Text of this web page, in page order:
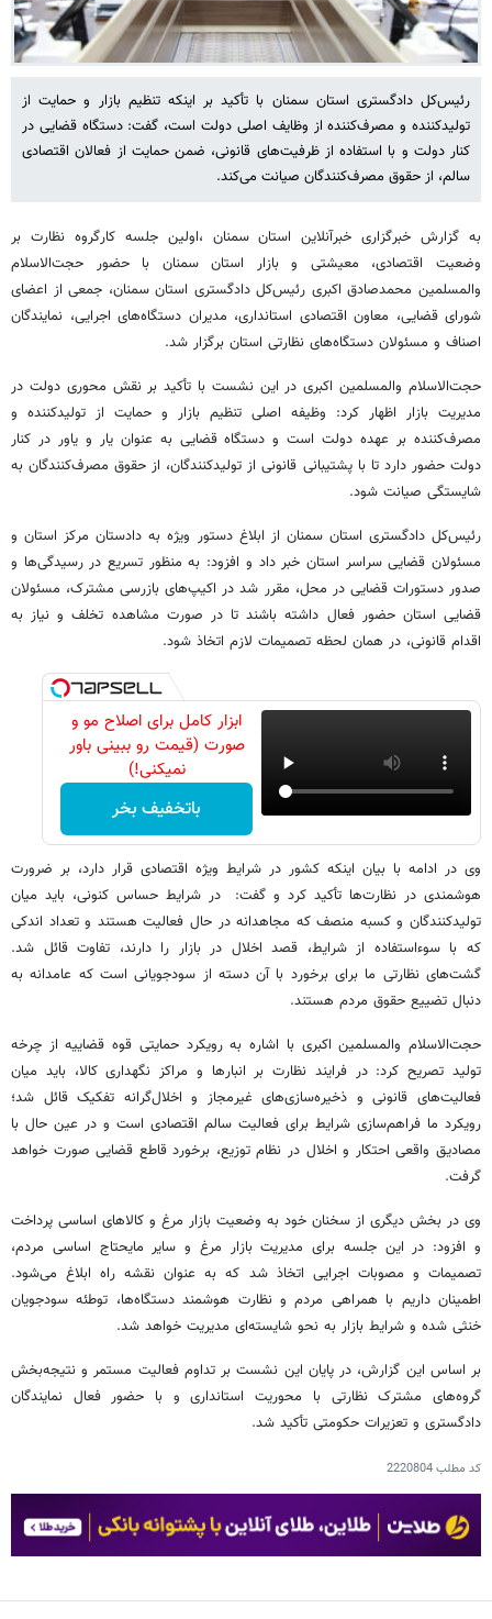
رئیس‌کل دادگستری استان سمنان با تأکید بر اینکه تنظیم بازار و حمایت از
تولیدکننده و مصرف‌کننده از وظایف اصلی دولت است، گفت: دستگاه قضایی در
کنار دولت و با استفاده از ظرفیت‌های قانونی، ضمن حمایت از فعالان اقتصادی
سالم، از حقوق مصرف‌کنندگان صیانت می‌کند.
به گزارش خبرگزاری خبرآنلاین استان سمنان ،اولین جلسه کارگروه نظارت بر
وضعیت اقتصادی، معیشتی و بازار استان سمنان با حضور حجت‌الاسلام
والمسلمین محمدصادق اکبری رئیس‌کل دادگستری استان سمنان، جمعی از اعضای
شورای قضایی، معاون اقتصادی استانداری، مدیران دستگاه‌های اجرایی، نمایندگان
اصناف و مسئولان دستگاه‌های نظارتی استان برگزار شد.
حجت‌الاسلام والمسلمین اکبری در این نشست با تأکید بر نقش محوری دولت در
مدیریت بازار اظهار کرد: وظیفه اصلی تنظیم بازار و حمایت از تولیدکننده و
مصرف‌کننده بر عهده دولت است و دستگاه قضایی به عنوان یار و یاور در کنار
دولت حضور دارد تا با پشتیبانی قانونی از تولیدکنندگان، از حقوق مصرف‌کنندگان به
شایستگی صیانت شود.
رئیس‌کل دادگستری استان سمنان از ابلاغ دستور ویژه به دادستان مرکز استان و
مسئولان قضایی سراسر استان خبر داد و افزود: به منظور تسریع در رسیدگی‌ها و
صدور دستورات قضایی در محل، مقرر شد در اکیپ‌های بازرسی مشترک، مسئولان
قضایی استان حضور فعال داشته باشند تا در صورت مشاهده تخلف و نیاز به
اقدام قانونی، در همان لحظه تصمیمات لازم اتخاذ شود.
ابزار کامل برای اصلاح مو و
صورت (قیمت رو ببینی باور
نمیکنی!)
باتخفیف بخر
وی در ادامه با بیان اینکه کشور در شرایط ویژه اقتصادی قرار دارد، بر ضرورت
هوشمندی در نظارت‌ها تأکید کرد و گفت: در شرایط حساس کنونی، باید میان
تولیدکنندگان و کسبه منصف که مجاهدانه در حال فعالیت هستند و تعداد اندکی
که با سوءاستفاده از شرایط، قصد اخلال در بازار را دارند، تفاوت قائل شد.
گشت‌های نظارتی ما برای برخورد با آن دسته از سودجویانی است که عامدانه به
دنبال تضییع حقوق مردم هستند.
حجت‌الاسلام والمسلمین اکبری با اشاره به رویکرد حمایتی قوه قضاییه از چرخه
تولید تصریح کرد: در فرایند نظارت بر انبارها و مراکز نگهداری کالا، باید میان
فعالیت‌های قانونی و ذخیره‌سازی‌های غیرمجاز و اخلال‌گرانه تفکیک قائل شد؛
رویکرد ما فراهم‌سازی شرایط برای فعالیت سالم اقتصادی است و در عین حال با
مصادیق واقعی احتکار و اخلال در نظام توزیع، برخورد قاطع قضایی صورت خواهد
گرفت.
وی در بخش دیگری از سخنان خود به وضعیت بازار مرغ و کالاهای اساسی پرداخت
و افزود: در این جلسه برای مدیریت بازار مرغ و سایر مایحتاج اساسی مردم،
تصمیمات و مصوبات اجرایی اتخاذ شد که به عنوان نقشه راه ابلاغ می‌شود.
اطمینان داریم با همراهی مردم و نظارت هوشمند دستگاه‌ها، توطئه سودجویان
خنثی شده و شرایط بازار به نحو شایسته‌ای مدیریت خواهد شد.
بر اساس این گزارش، در پایان این نشست بر تداوم فعالیت مستمر و نتیجه‌بخش
گروه‌های مشترک نظارتی با محوریت استانداری و با حضور فعال نمایندگان
دادگستری و تعزیرات حکومتی تأکید شد.
کد مطلب2220804